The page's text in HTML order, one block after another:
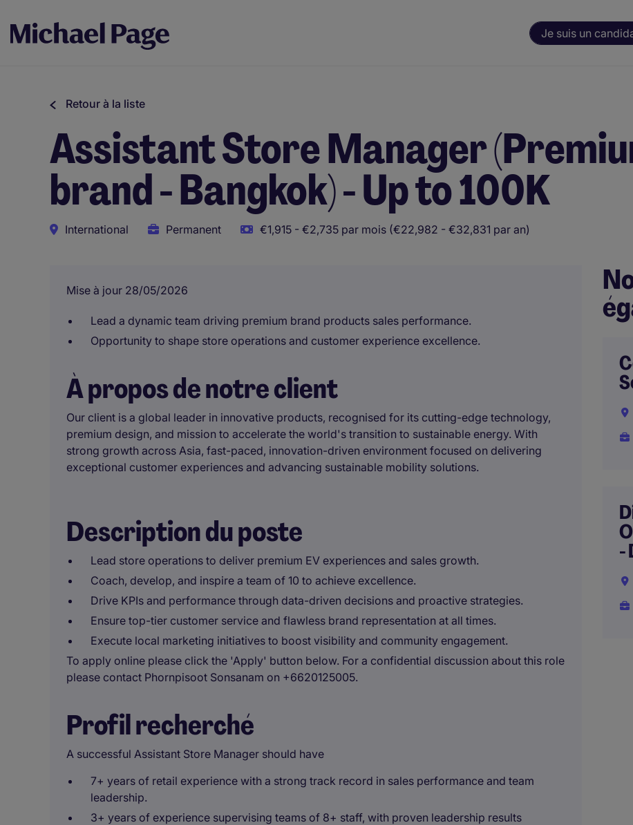
Je suis un
Retour à la liste
Assistant Store Manager
brand - Bangkok) - Up to 100K
International Permanent €1,915 - €2,735 par mois (€22,982 - €32,831 par an)
Mise à jour 28/05/2026
Lead a dynamic team driving premium brand products sales performance.
Opportunity to shape store operations and customer experience excellence.
À propos de notre client
Our client is a global leader in innovative products, recognised for its cutting-edge technology,
premium design, and mission to accelerate the world's transition to sustainable energy. With
strong growth across Asia, fast-paced, innovation-driven environment focused on delivering
exceptional customer experiences and advancing sustainable mobility solutions.
Description du poste
Lead store operations to deliver premium EV experiences and sales growth.
Coach, develop, and inspire a team of 10 to achieve excellence.
Drive KPIs and performance through data-driven decisions and proactive strategies.
Ensure top-tier customer service and flawless brand representation at all times.
Execute local marketing initiatives to boost visibility and community engagement.
To apply online please click the 'Apply' button below. For a confidential discussion about this role
please contact Phornpisoot Sonsanam on +6620125005.
Profil recherché
A successful Assistant Store Manager should have
7+ years of retail experience with a strong track record in sales performance and team
leadership.
3+ years of experience supervising teams of 8+ staff, with proven leadership results
-